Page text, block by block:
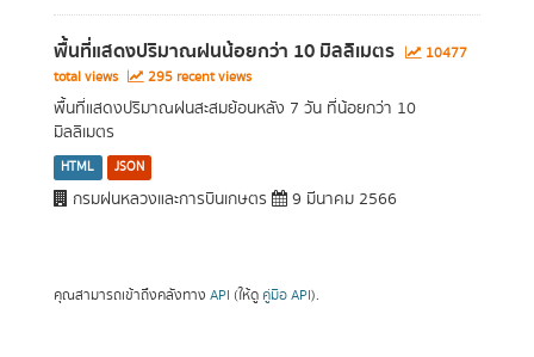
พื้นที่แสดงปริมาณฝนน้อยกว่า 10 มิลลิเมตร
10477
total views
295 recent views
พื้นที่แสดงปริมาณฝนสะสมย้อนหลัง 7 วัน ที่น้อยกว่า 10
มิลลิเมตร
HTML JSON
กรมฝนหลวงและการบินเกษตร 9 มีนาคม 2566
คุณสามารถเข้าถึงคลังทาง API (ให้ดู คู่มือ API).